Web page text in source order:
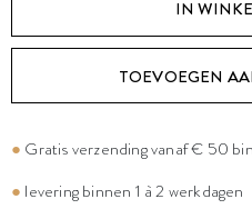
TOEVOEGEN
● Gratis verzending vanaf € 50
● levering binnen 1 à 2 werkdagen